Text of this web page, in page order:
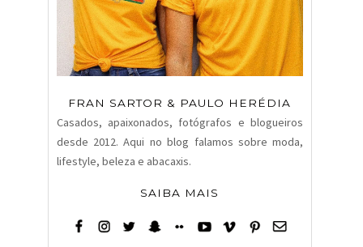
FRAN SARTOR & PAULO HERÉDIA
Casados, apaixonados, fotógrafos e blogueiros
desde 2012. Aqui no blog falamos sobre moda,
lifestyle, beleza e abacaxis.
SAIBA MAIS